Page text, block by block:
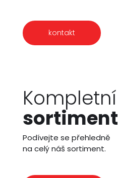
kontakt
Kompletní
sortiment
Podívejte se přehledně
na celý náš sortiment.